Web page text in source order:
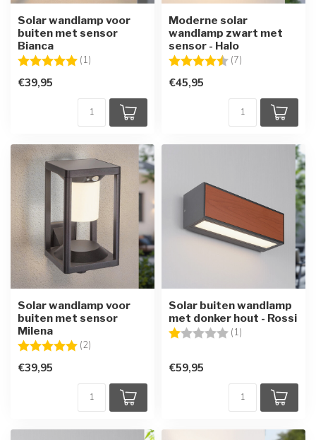
Solar wandlamp voor
buiten met sensor
Bianca
Beoordeling: (1)
€39,95
Moderne solar
wandlamp zwart met
sensor - Halo
Beoordeling: (7)
€45,95
Solar wandlamp voor
buiten met sensor
Milena
Beoordeling: (2)
€39,95
Solar buiten wandlamp
met donker hout - Rossi
Beoordeling: (1)
€59,95